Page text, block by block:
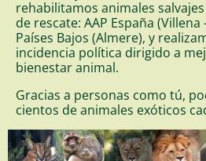
rehabilitamos animales
de rescate: AAP España (Villena
Países Bajos (Almere), y
incidencia política dirigido a
bienestar animal.
Gracias a personas como tú,
cientos de animales exóticos